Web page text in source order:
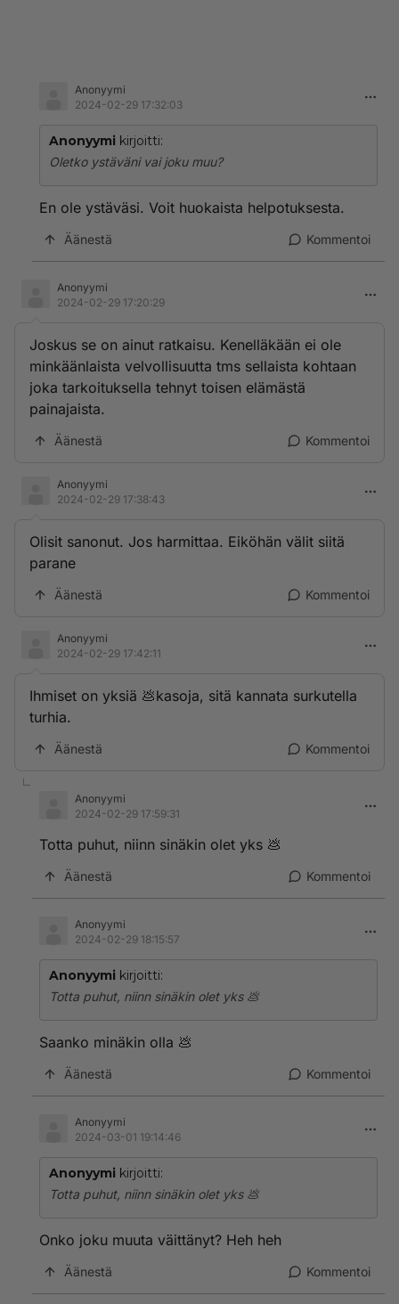
Anonyymi
2024-02-29 17:32:03
Anonyymi kirjoitti:
Oletko ystäväni vai joku muu?
En ole ystäväsi. Voit huokaista helpotuksesta.
Äänestä Kommentoi
Anonyymi
2024-02-29 17:20:29
Joskus se on ainut ratkaisu. Kenelläkään ei ole
minkäänlaista velvollisuutta tms sellaista kohtaan
joka tarkoituksella tehnyt toisen elämästä
painajaista.
Äänestä Kommentoi
Anonyymi
2024-02-29 17:38:43
Olisit sanonut. Jos harmittaa. Eiköhän välit siitä
parane
Äänestä Kommentoi
Anonyymi
2024-02-29 17:42:11
Ihmiset on yksiä 💩kasoja, sitä kannata surkutella
turhia.
Äänestä Kommentoi
Anonyymi
2024-02-29 17:59:31
Totta puhut, niinn sinäkin olet yks 💩
Äänestä Kommentoi
Anonyymi
2024-02-29 18:15:57
Anonyymi kirjoitti:
Totta puhut, niinn sinäkin olet yks 💩
Saanko minäkin olla 💩
Äänestä Kommentoi
Anonyymi
2024-03-01 19:14:46
Anonyymi kirjoitti:
Totta puhut, niinn sinäkin olet yks 💩
Onko joku muuta väittänyt? Heh heh
Äänestä Kommentoi